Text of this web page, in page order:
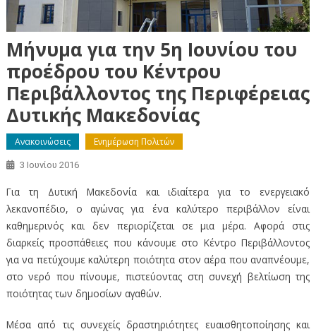
Μήνυμα για την 5η Ιουνίου του
προέδρου του Κέντρου
Περιβάλλοντος της Περιφέρειας
Δυτικής Μακεδονίας
Ανακοινώσεις Ενημέρωση Πολιτών
3 Ιουνίου 2016
Για τη Δυτική Μακεδονία και ιδιαίτερα για το ενεργειακό
λεκανοπέδιο, ο αγώνας για ένα καλύτερο περιβάλλον είναι
καθημερινός και δεν περιορίζεται σε μια μέρα. Αφορά στις
διαρκείς προσπάθειες που κάνουμε στο Κέντρο Περιβάλλοντος
για να πετύχουμε καλύτερη ποιότητα στον αέρα που αναπνέουμε,
στο νερό που πίνουμε, πιστεύοντας στη συνεχή βελτίωση της
ποιότητας των δημοσίων αγαθών.
Μέσα από τις συνεχείς δραστηριότητες ευαισθητοποίησης και